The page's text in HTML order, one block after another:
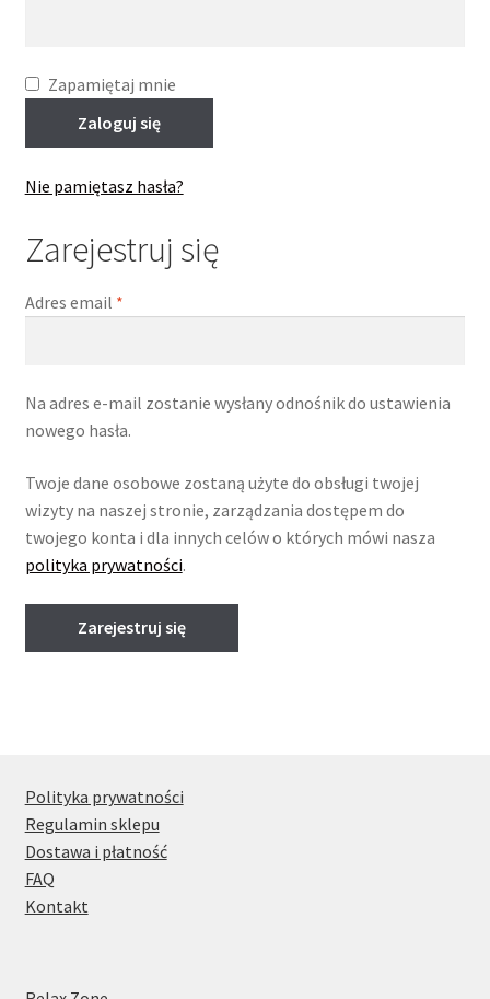
Zapamiętaj mnie
Zaloguj się
Nie pamiętasz hasła?
Zarejestruj się
Adres email *Wymagane
Na adres e-mail zostanie wysłany odnośnik do ustawienia
nowego hasła.
Twoje dane osobowe zostaną użyte do obsługi twojej
wizyty na naszej stronie, zarządzania dostępem do
twojego konta i dla innych celów o których mówi nasza
polityka prywatności.
Zarejestruj się
Polityka prywatności
Regulamin sklepu
Dostawa i płatność
FAQ
Kontakt